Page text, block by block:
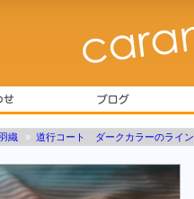
織 » 道行コート ダークカラーのライン